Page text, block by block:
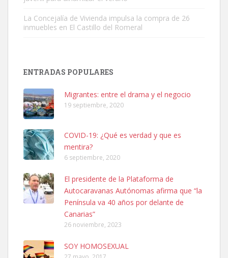
06/07/2025 ZONA MESA Y LOPEZ. ES MUY ASUSTADIZO
Leales.org » Gran Canaria
Ninfa perdida
El día 5 se los perdió una ninfa papillera, asustada tiene miedo a la
calle, se perdió por la zon...
Leales.org » Gran Canaria
6.7.2025
La Concejalía de Vivienda impulsa la compra de 26
inmuebles en El Castillo del Romeral
ENTRADAS POPULARES
Migrantes: entre el drama y el negocio
19 septiembre, 2020
COVID-19: ¿Qué es verdad y que es
mentira?
6 septiembre, 2020
El presidente de la Plataforma de
Autocaravanas Autónomas afirma que “la
Península va 40 años por delante de
Canarias”
26 noviembre, 2023
SOY HOMOSEXUAL